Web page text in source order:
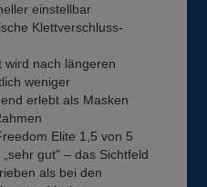
einstellbar
Klettverschluss-
wird nach längeren
weniger
erlebt als Masken
Elite 1,5 von 5
gut" – das Sichtfeld
als bei den